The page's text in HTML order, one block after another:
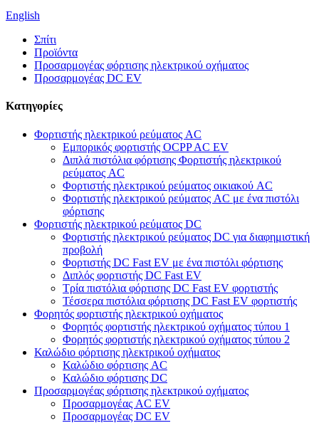
English
Σπίτι
Προϊόντα
Προσαρμογέας φόρτισης ηλεκτρικού οχήματος
Προσαρμογέας DC EV
Κατηγορίες
Φορτιστής ηλεκτρικού ρεύματος AC
Εμπορικός φορτιστής OCPP AC EV
Διπλά πιστόλια φόρτισης Φορτιστής ηλεκτρικού
ρεύματος AC
Φορτιστής ηλεκτρικού ρεύματος οικιακού AC
Φορτιστής ηλεκτρικού ρεύματος AC με ένα πιστόλι
φόρτισης
Φορτιστής ηλεκτρικού ρεύματος DC
Φορτιστής ηλεκτρικού ρεύματος DC για διαφημιστική
προβολή
Φορτιστής DC Fast EV με ένα πιστόλι φόρτισης
Διπλός φορτιστής DC Fast EV
Τρία πιστόλια φόρτισης DC Fast EV φορτιστής
Τέσσερα πιστόλια φόρτισης DC Fast EV φορτιστής
Φορητός φορτιστής ηλεκτρικού οχήματος
Φορητός φορτιστής ηλεκτρικού οχήματος τύπου 1
Φορητός φορτιστής ηλεκτρικού οχήματος τύπου 2
Καλώδιο φόρτισης ηλεκτρικού οχήματος
Καλώδιο φόρτισης AC
Καλώδιο φόρτισης DC
Προσαρμογέας φόρτισης ηλεκτρικού οχήματος
Προσαρμογέας AC EV
Προσαρμογέας DC EV